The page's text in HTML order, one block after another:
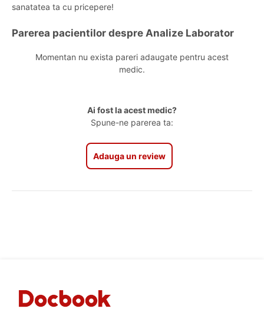
sanatatea ta cu pricepere!
Parerea pacientilor despre Analize Laborator
Momentan nu exista pareri adaugate pentru acest
medic.
Ai fost la acest medic?
Spune-ne parerea ta:
Adauga un review